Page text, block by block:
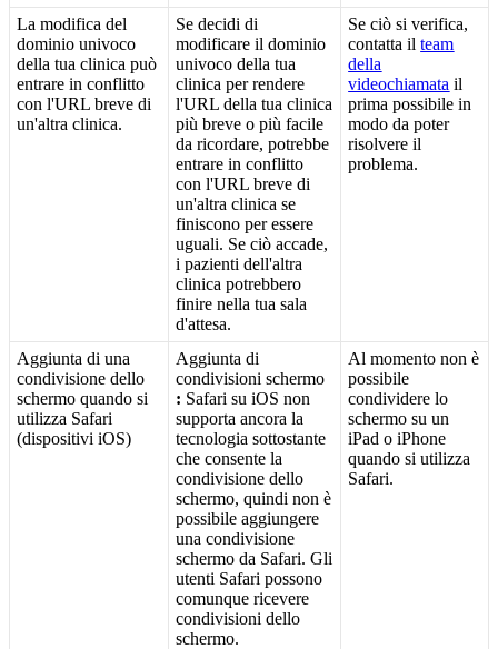
La modifica del
dominio univoco
della tua clinica può
entrare in conflitto
con l'URL breve di
un'altra clinica.
Se decidi di
modificare il dominio
univoco della tua
clinica per rendere
l'URL della tua clinica
più breve o più facile
da ricordare, potrebbe
entrare in conflitto
con l'URL breve di
un'altra clinica se
finiscono per essere
uguali. Se ciò accade,
i pazienti dell'altra
clinica potrebbero
finire nella tua sala
d'attesa.
Se ciò si verifica,
contatta il team
della
videochiamata il
prima possibile in
modo da poter
risolvere il
problema.
Aggiunta di una
condivisione dello
schermo quando si
utilizza Safari
(dispositivi iOS)
Aggiunta di
condivisioni schermo
: Safari su iOS non
supporta ancora la
tecnologia sottostante
che consente la
condivisione dello
schermo, quindi non è
possibile aggiungere
una condivisione
schermo da Safari. Gli
utenti Safari possono
comunque ricevere
condivisioni dello
schermo.
Al momento non è
possibile
condividere lo
schermo su un
iPad o iPhone
quando si utilizza
Safari.